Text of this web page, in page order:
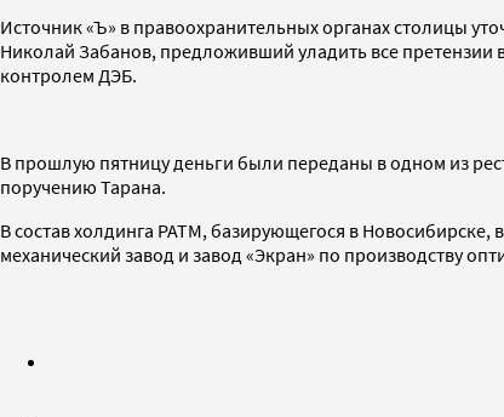
Источник «Ъ» в правоохранительных органах столицы
Николай Забанов, предложивший уладить все претензии
контролем ДЭБ.
В прошлую пятницу деньги были переданы в одном из
поручению Тарана.
В состав холдинга РАТМ, базирующегося в Новосибирске,
механический завод и завод «Экран» по производству